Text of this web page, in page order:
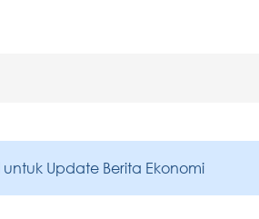
untuk Update Berita Ekonomi